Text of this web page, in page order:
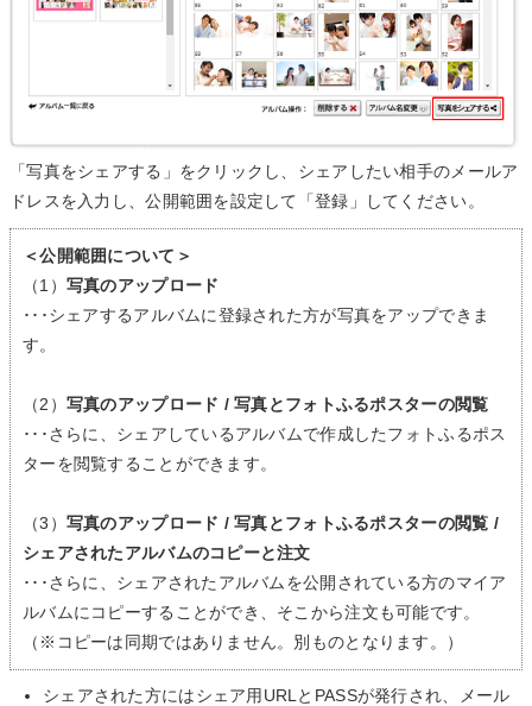
「写真をシェアする」をクリックし、シェアしたい相手のメールア
ドレスを入力し、公開範囲を設定して「登録」してください。
＜公開範囲について＞
（1） 写真のアップロード
･･･シェアするアルバムに登録された方が写真をアップできま
す。
（2） 写真のアップロード / 写真とフォトふるポスターの閲覧
･･･さらに、シェアしているアルバムで作成したフォトふるポス
ターを閲覧することができます。
（3） 写真のアップロード / 写真とフォトふるポスターの閲覧 /
シェアされたアルバムのコピーと注文
･･･さらに、シェアされたアルバムを公開されている方のマイア
ルバムにコピーすることができ、そこから注文も可能です。
（※コピーは同期ではありません。別ものとなります。）
シェアされた方にはシェア用URLとPASSが発行され、メール